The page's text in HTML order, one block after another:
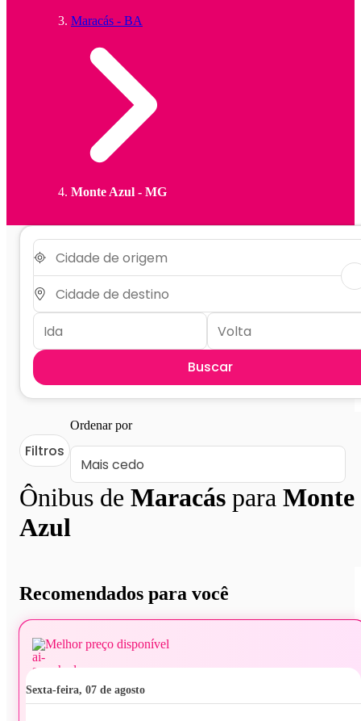
Maracás - BA
Monte Azul - MG
Buscar
Ônibus de Maracás para Monte
Azul
Filtros
Ordenar por
Recomendados para você
Melhor preço disponível
sexta-feira, 07 de agosto